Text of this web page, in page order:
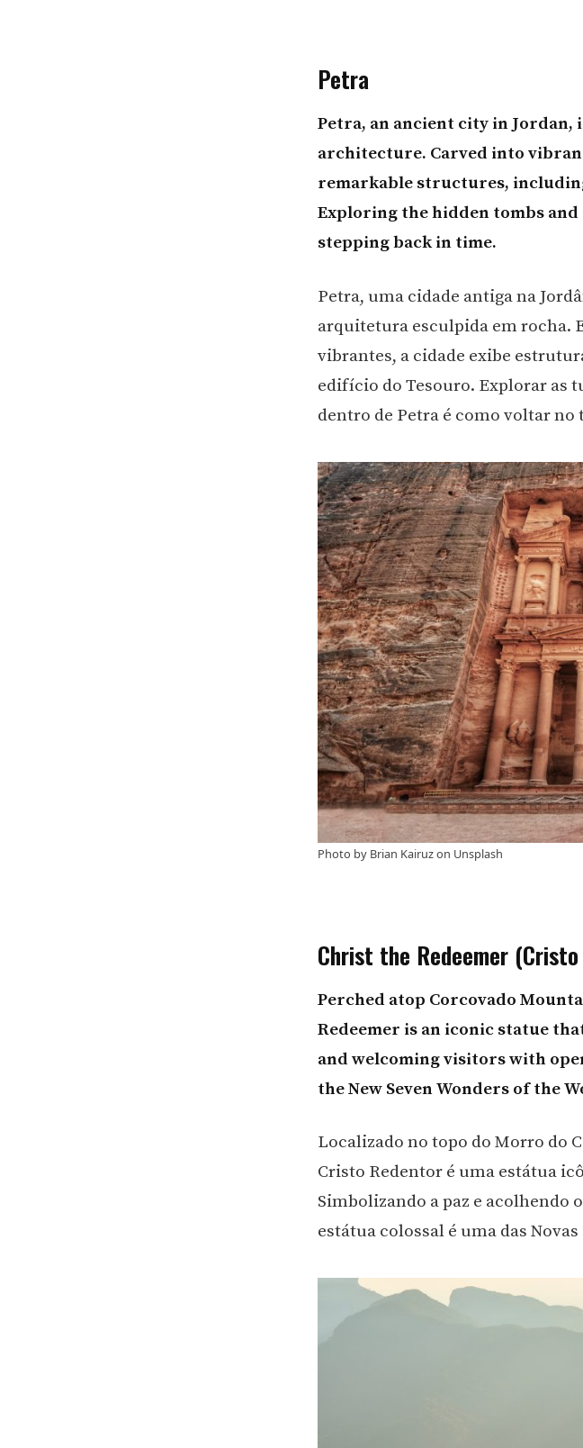
Petra
Petra, an ancient city in
architecture. Carved into
remarkable structures,
Exploring the hidden tombs
stepping back in time.
Petra, uma cidade antiga na
arquitetura esculpida em rocha.
vibrantes, a cidade exibe
edifício do Tesouro. Explorar as
dentro de Petra é como voltar no
Photo by Brian Kairuzon Unsplash
Christ the Redeemer
Perched atop Corcovado
Redeemer is an iconic statue
and welcoming visitors with
the New Seven Wonders of the
Localizado no topo do Morro do
Cristo Redentor é uma estátua
Simbolizando a paz e acolhendo
estátua colossal é uma das